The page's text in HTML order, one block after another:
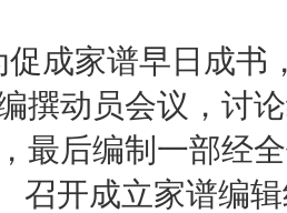
成家谱早日成书
撰动员会议，讨
最后编制一部经
成立家谱编辑